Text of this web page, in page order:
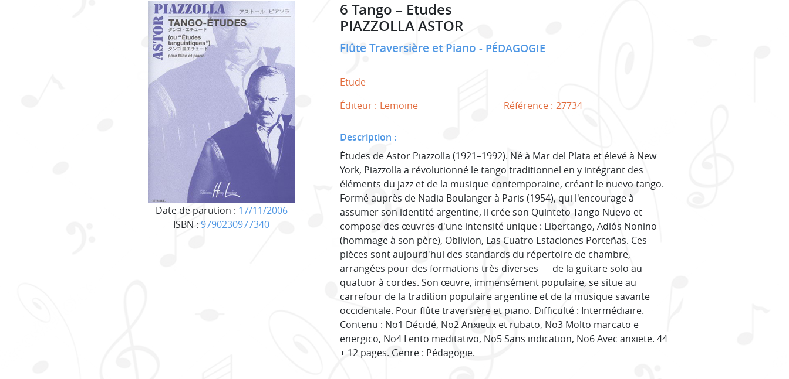
Date de parution : 17/11/2006
ISBN : 9790230977340
6 Tango – Etudes
PIAZZOLLA ASTOR
Flûte Traversière et Piano PÉDAGOGIE
Etude
Éditeur : Lemoine Référence : 27734
Description :
Études de Astor Piazzolla (1921–1992). Né à Mar del Plata et élevé à New
York, Piazzolla a révolutionné le tango traditionnel en y intégrant des
éléments du jazz et de la musique contemporaine, créant le nuevo tango.
Formé auprès de Nadia Boulanger à Paris (1954), qui l'encourage à
assumer son identité argentine, il crée son Quinteto Tango Nuevo et
compose des œuvres d'une intensité unique : Libertango, Adiós Nonino
(hommage à son père), Oblivion, Las Cuatro Estaciones Porteñas. Ces
pièces sont aujourd'hui des standards du répertoire de chambre,
arrangées pour des formations très diverses — de la guitare solo au
quatuor à cordes. Son œuvre, immensément populaire, se situe au
carrefour de la tradition populaire argentine et de la musique savante
occidentale. Pour flûte traversière et piano. Difficulté : Intermédiaire.
Contenu : No1 Décidé, No2 Anxieux et rubato, No3 Molto marcato e
energico, No4 Lento meditativo, No5 Sans indication, No6 Avec anxiete. 44
+ 12 pages. Genre : Pédagogie.